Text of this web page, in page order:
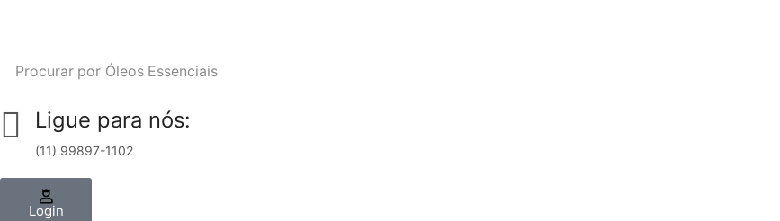
Procurar por Óleos Essenciais
Ligue para nós:
(11) 99897-1102
Login